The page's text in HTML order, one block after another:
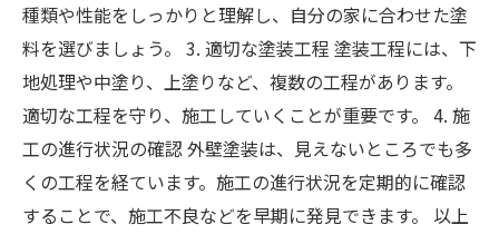
種類や性能をしっかりと理解し、自分の家に合わせた塗
料を選びましょう。 3. 適切な塗装工程 塗装工程には、下
地処理や中塗り、上塗りなど、複数の工程があります。
適切な工程を守り、施工していくことが重要です。 4. 施
工の進行状況の確認 外壁塗装は、見えないところでも多
くの工程を経ています。施工の進行状況を定期的に確認
することで、施工不良などを早期に発見できます。 以上